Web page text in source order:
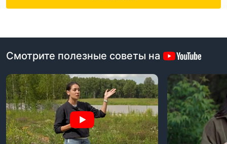
Смотрите полезные советы на